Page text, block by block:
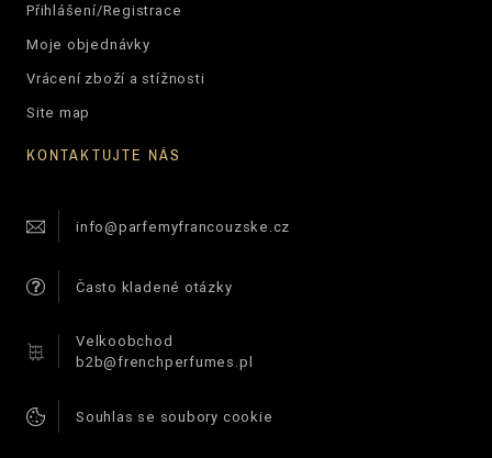
Přihlášení/Registrace
Moje objednávky
Vrácení zboží a stížnosti
Site map
KONTAKTUJTE NÁS
info@parfemyfrancouzske.cz
Často kladené otázky
Velkoobchod
b2b@frenchperfumes.pl
Souhlas se soubory cookie